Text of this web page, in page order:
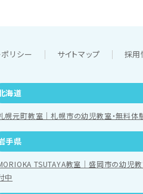
リシー サイトマップ 採用
海道
幌元町教室｜札幌市の幼児教室・無料体
手県
TSUTAYA教室｜盛岡市の幼児
中